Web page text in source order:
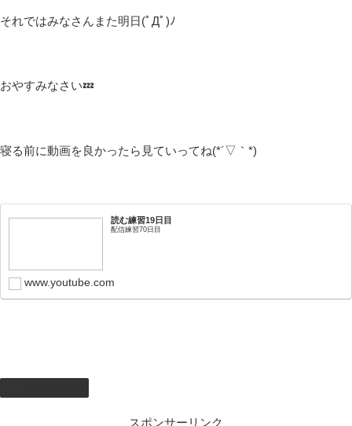
それではみなさんまた明日(ﾟДﾟ)ﾉ
おやすみなさい💤
寝る前に動画を良かったら見ていってね(*´▽｀*)
読む練習19日目
配信練習70日目
www.youtube.com
スポンサーリンク